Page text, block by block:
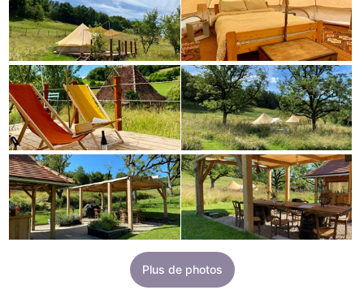
Plus de photos